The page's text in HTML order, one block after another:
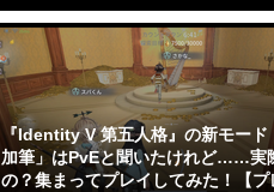
『Identity V 第五人格』の新モード
加筆」はPvEと聞いたけれど……実
の？集まってプレイしてみた！【プ